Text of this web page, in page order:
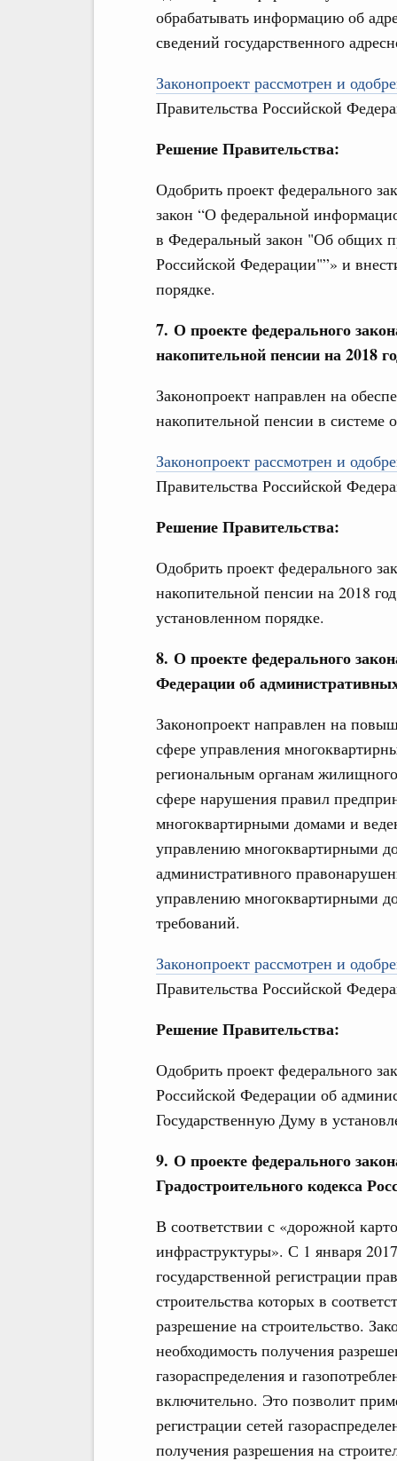
обрабатывать информацию об
сведений государственного
Законопроект рассмотрен и
Правительства Российской
Решение Правительства:
Одобрить проект федерального
закон “О федеральной
в Федеральный закон "Об общих
Российской Федерации"”» и
порядке.
7. О проекте федерального
накопительной пенсии на 2018
Законопроект направлен на
накопительной пенсии в системе
Законопроект рассмотрен и
Правительства Российской
Решение Правительства:
Одобрить проект федерального
накопительной пенсии на 2018
установленном порядке.
8. О проекте федерального
Федерации об
Законопроект направлен на
сфере управления
региональным органам
сфере нарушения правил
многоквартирными домами и
управлению многоквартирными
административного
управлению многоквартирными
требований.
Законопроект рассмотрен и
Правительства Российской
Решение Правительства:
Одобрить проект федерального
Российской Федерации об
Государственную Думу в
9. О проекте федерального
Градостроительного кодекса
В соответствии с «дорожной
инфраструктуры». С 1 января
государственной регистрации
строительства которых в
разрешение на строительство.
необходимость получения
газораспределения и
включительно. Это позволит
регистрации сетей
получения разрешения на